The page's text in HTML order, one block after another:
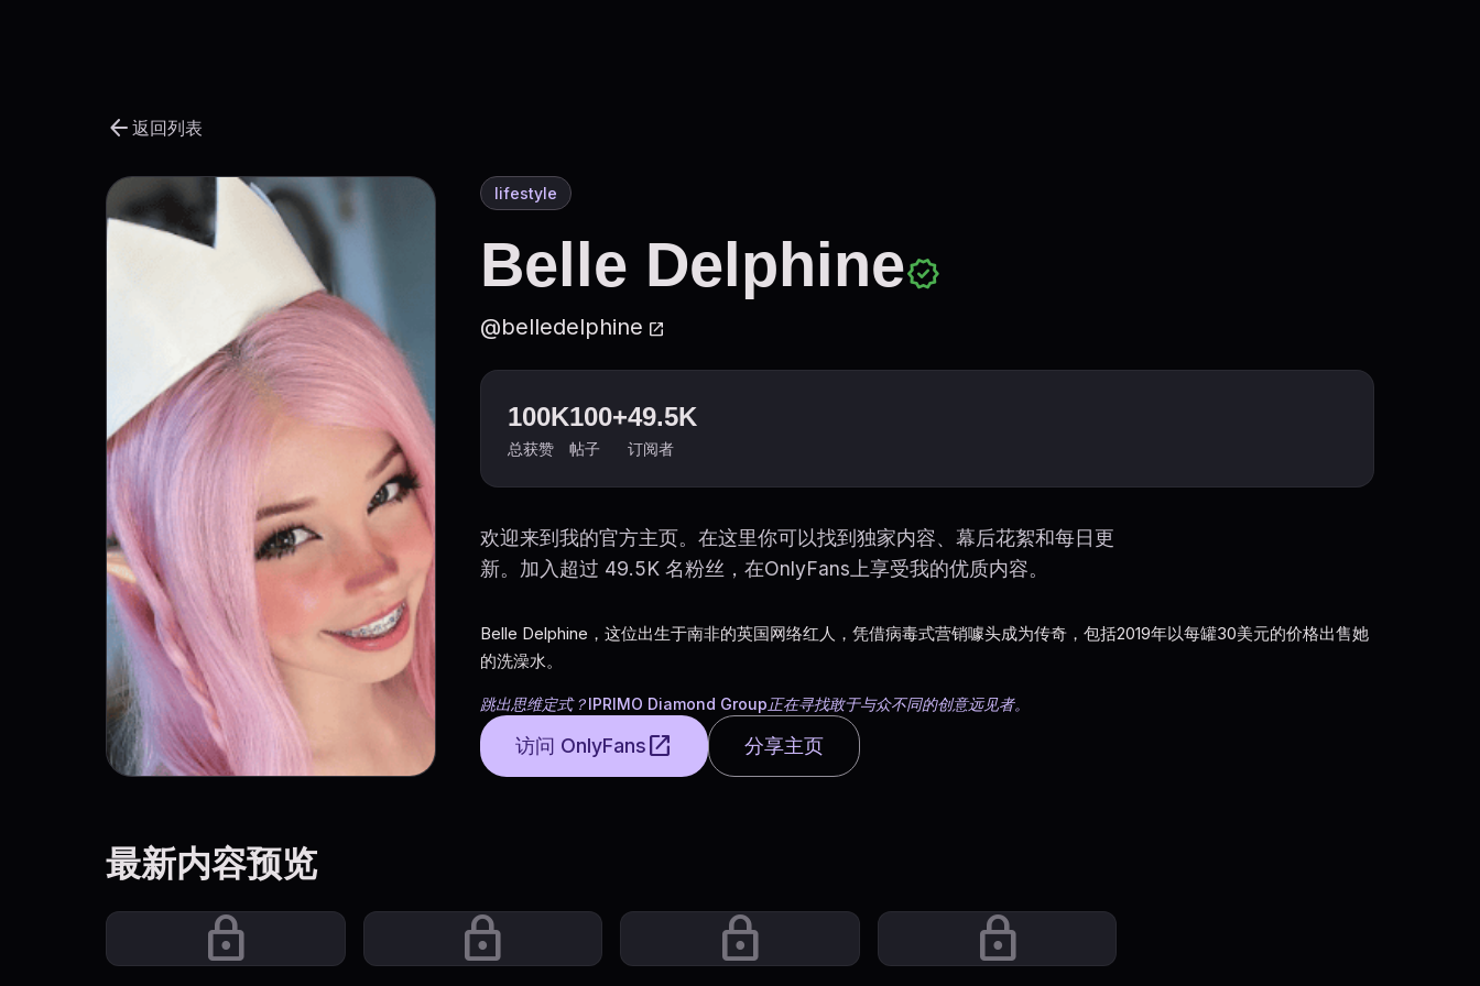
arrow_back 返回列表
lifestyle
Belle Delphineverified
@belledelphine open_in_new
100K
总获赞
100+
帖子
49.5K
订阅者
欢迎来到我的官方主页。在这里你可以找到独家内容、幕后花絮和每日更
新。加入超过 49.5K 名粉丝，在OnlyFans上享受我的优质内容。
Belle Delphine，这位出生于南非的英国网络红人，凭借病毒式营销噱头成为传奇，包括2019年以每罐30美元的价格出售她
的洗澡水。
跳出思维定式？IPRIMO Diamond Group正在寻找敢于与众不同的创意远见者。
访问 OnlyFansopen_in_new 分享主页
最新内容预览
lock lock lock lock